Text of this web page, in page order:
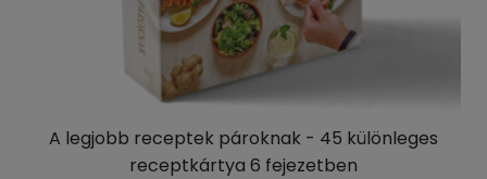
A legjobb receptek pároknak - 45 különleges
receptkártya 6 fejezetben